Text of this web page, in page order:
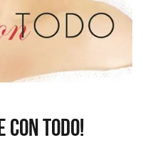
con todo!